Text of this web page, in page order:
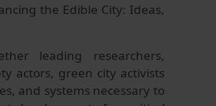
the Edible City: Ideas,
leading researchers,
actors, green city activists
and systems necessary to